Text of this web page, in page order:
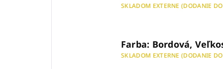
SKLADOM EXTERNE (DODANIE
Farba: Bordová,
SKLADOM EXTERNE (DODANIE